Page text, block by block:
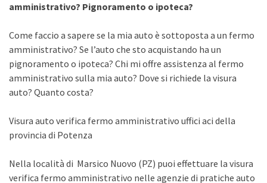
amministrativo? Pignoramento o ipoteca?
Come faccio a sapere se la mia auto è sottoposta a un fermo
amministrativo? Se l’auto che sto acquistando ha un
pignoramento o ipoteca? Chi mi offre assistenza al fermo
amministrativo sulla mia auto? Dove si richiede la visura
auto? Quanto costa?
Visura auto verifica fermo amministrativo uffici aci della
provincia di Potenza
Nella località di Marsico Nuovo (PZ) puoi effettuare la visura
verifica fermo amministrativo nelle agenzie di pratiche auto